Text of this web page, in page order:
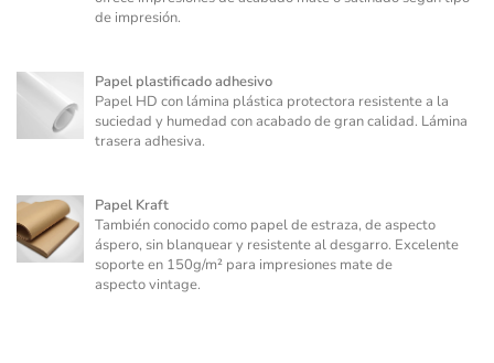
de impresión.
Papel plastificado adhesivo
Papel HD con lámina plástica protectora resistente a la
suciedad y humedad con acabado de gran calidad. Lámina
trasera adhesiva.
Papel Kraft
También conocido como papel de estraza, de aspecto
áspero, sin blanquear y resistente al desgarro. Excelente
soporte en 150g/m² para impresiones mate de
aspecto vintage.